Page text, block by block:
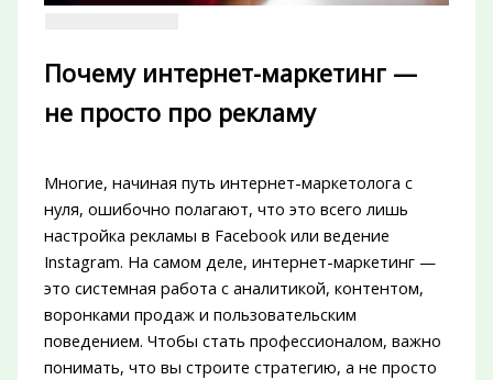
Почему интернет-маркетинг —
не просто про рекламу
Многие, начиная путь интернет-маркетолога с
нуля, ошибочно полагают, что это всего лишь
настройка рекламы в Facebook или ведение
Instagram. На самом деле, интернет-маркетинг —
это системная работа с аналитикой, контентом,
воронками продаж и пользовательским
поведением. Чтобы стать профессионалом, важно
понимать, что вы строите стратегию, а не просто